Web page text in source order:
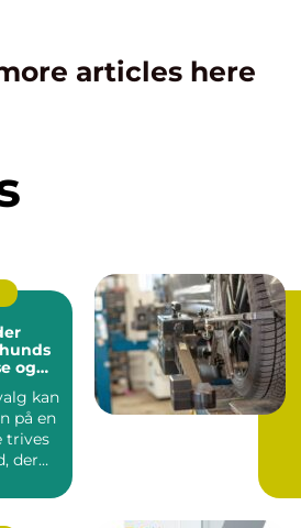
articles here
og
kan
på en
trives
der